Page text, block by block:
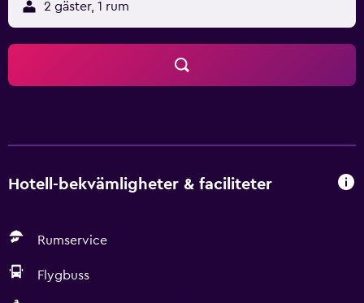
2 gäster, 1 rum
Hotell-bekvämligheter & faciliteter
Rumservice
Flygbuss